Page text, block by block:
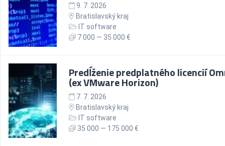
9. 7. 2026
Bratislavský kraj
IT software
7 000 — 35 000 €
Predĺženie predplatného licencií
(ex VMware Horizon)
7. 7. 2026
Bratislavský kraj
IT software
35 000 — 175 000 €